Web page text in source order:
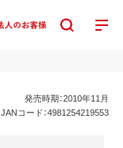
発売時期：2010年11月
JANコード：4981254219553